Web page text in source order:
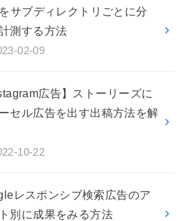
サブディレクトリごとに分
測する方法
02-09
広告】ストーリーズに
セル広告を出す出稿方法を解
10-22
レスポンシブ検索広告のア
別に成果をみる方法